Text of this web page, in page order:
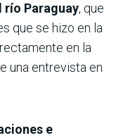
río Paraguay, que
que se hizo en la
en la
una entrevista en
e